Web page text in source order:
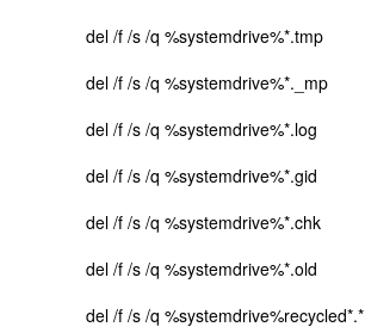
del /f /s /q %systemdrive%*.tmp
del /f /s /q %systemdrive%*._mp
del /f /s /q %systemdrive%*.log
del /f /s /q %systemdrive%*.gid
del /f /s /q %systemdrive%*.chk
del /f /s /q %systemdrive%*.old
del /f /s /q %systemdrive%recycled*.*